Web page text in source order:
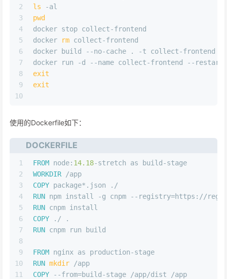
2
3
4
5
6
7
8
9
10
ls -al
pwd
docker stop collect-frontend
docker
rm collect-frontend
docker build --no-cache . -t collect-frontend
docker run -d --name collect-frontend --
exit
exit
使用的Dockerfile如下：
DOCKERFILE
1
2
3
4
5
6
7
8
9
10
11
FROM node: 14.18-stretch as build-stage
WORKDIR /app
COPY package*.json ./
RUN npm install -g cnpm --registry=https://
RUN cnpm install
COPY ./ .
RUN cnpm run build
FROM nginx as production-stage
RUN mkdir /app
COPY --from=build-stage /app/dist /app